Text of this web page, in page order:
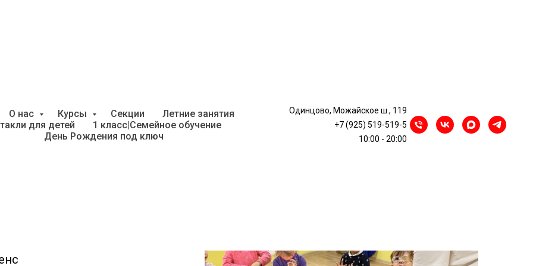
О нас Курсы Секции
Летние занятия
для детей
1 класс|Семейное обучение
День Рождения под ключ
Одинцово, Можайское ш., 119
+7 (925) 519-519-5
10:00 - 20:00
для адаптации ребёнка к детскому саду